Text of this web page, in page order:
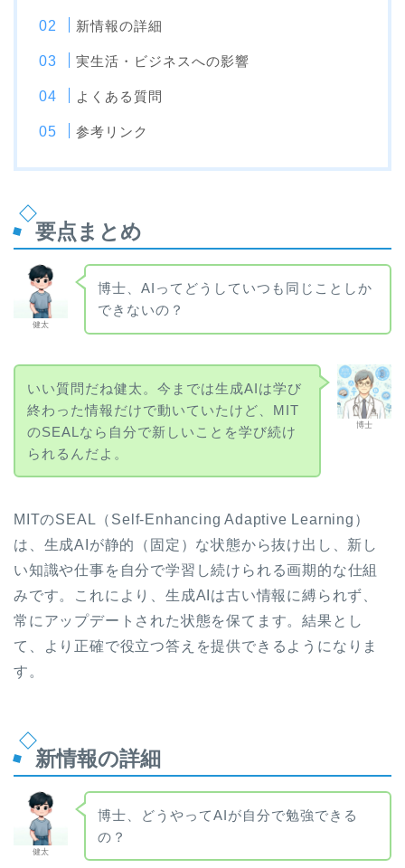
新情報の詳細
実生活・ビジネスへの影響
よくある質問
参考リンク
要点まとめ
健太
博士、AIってどうしていつも同じことしか
できないの？
博士
いい質問だね健太。今までは生成AIは学び
終わった情報だけで動いていたけど、MIT
のSEALなら自分で新しいことを学び続け
られるんだよ。
MITのSEAL（Self-Enhancing Adaptive Learning）
は、生成AIが静的（固定）な状態から抜け出し、新し
い知識や仕事を自分で学習し続けられる画期的な仕組
みです。これにより、生成AIは古い情報に縛られず、
常にアップデートされた状態を保てます。結果とし
て、より正確で役立つ答えを提供できるようになりま
す。
新情報の詳細
健太
博士、どうやってAIが自分で勉強できる
の？